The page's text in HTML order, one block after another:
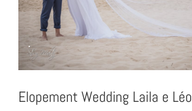
Elopement Wedding Laila e Léo